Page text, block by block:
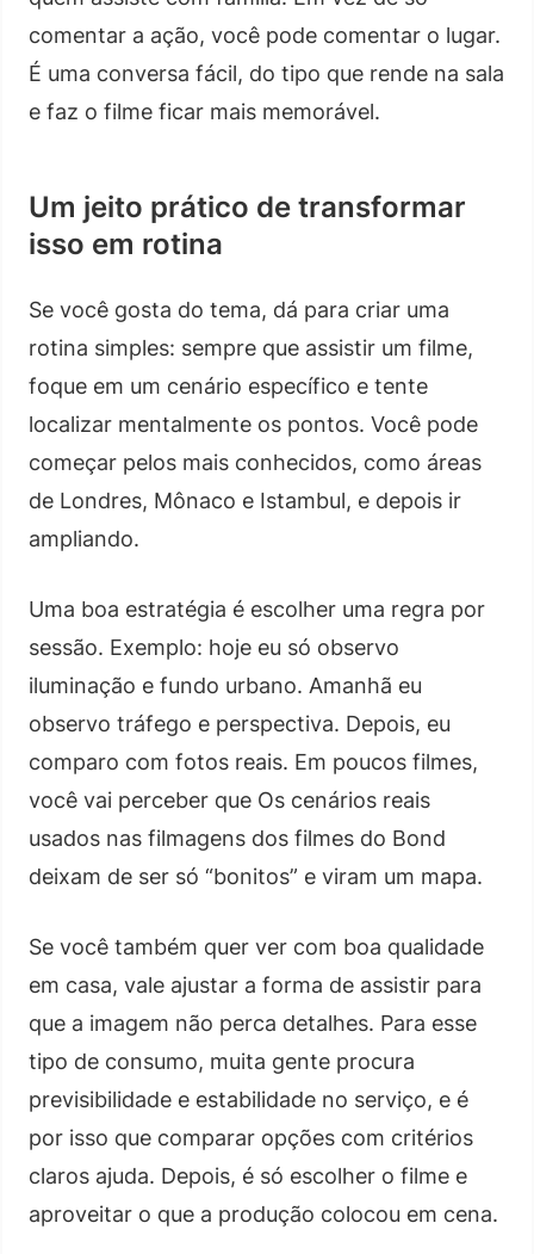
comentar a ação, você pode comentar o lugar.
É uma conversa fácil, do tipo que rende na sala
e faz o filme ficar mais memorável.
Um jeito prático de transformar
isso em rotina
Se você gosta do tema, dá para criar uma
rotina simples: sempre que assistir um filme,
foque em um cenário específico e tente
localizar mentalmente os pontos. Você pode
começar pelos mais conhecidos, como áreas
de Londres, Mônaco e Istambul, e depois ir
ampliando.
Uma boa estratégia é escolher uma regra por
sessão. Exemplo: hoje eu só observo
iluminação e fundo urbano. Amanhã eu
observo tráfego e perspectiva. Depois, eu
comparo com fotos reais. Em poucos filmes,
você vai perceber que Os cenários reais
usados nas filmagens dos filmes do Bond
deixam de ser só “bonitos” e viram um mapa.
Se você também quer ver com boa qualidade
em casa, vale ajustar a forma de assistir para
que a imagem não perca detalhes. Para esse
tipo de consumo, muita gente procura
previsibilidade e estabilidade no serviço, e é
por isso que comparar opções com critérios
claros ajuda. Depois, é só escolher o filme e
aproveitar o que a produção colocou em cena.